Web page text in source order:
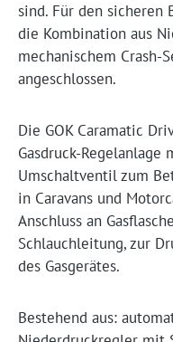
sind. Für den sicheren
die Kombination aus
mechanischem Crash-
angeschlossen.
Die GOK Caramatic
Gasdruck-
Umschaltventil zum
in Caravans und
Anschluss an
Schlauchleitung, zur
des Gasgerätes.
Bestehend aus: